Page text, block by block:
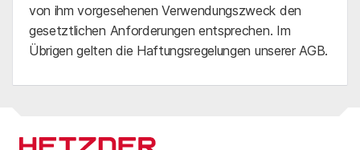
von ihm vorgesehenen Verwendungszweck den
gesetztlichen Anforderungen entsprechen. Im
Übrigen gelten die Haftungsregelungen unserer AGB.